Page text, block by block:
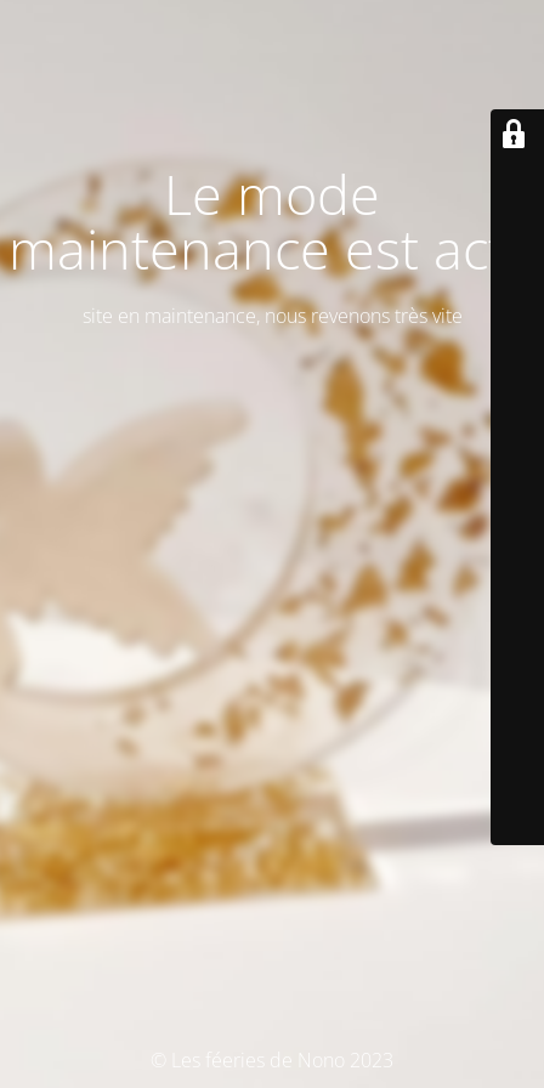
Le mode
maintenance est actif
site en maintenance, nous revenons très vite
© Les féeries de Nono 2023